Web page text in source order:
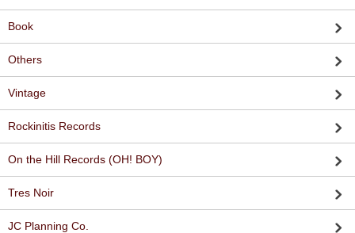
Book
Others
Vintage
Rockinitis Records
On the Hill Records (OH! BOY)
Tres Noir
JC Planning Co.